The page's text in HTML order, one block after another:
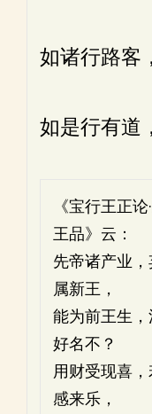
如诸行路客
如是行有道
《宝行王正论
王品》云：
先帝诸产业
属新王，
能为前王生
好名不？
用财受现喜
感来乐，